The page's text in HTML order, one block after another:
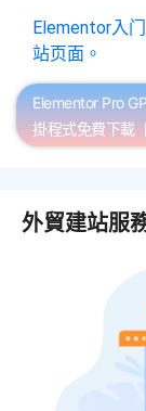
Elementor入
站页面。
Elementor Pro
掛程式免費下載
外貿建站服